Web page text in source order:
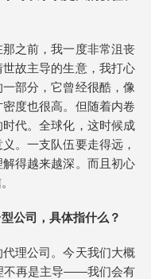
之前，我一度非常沮丧
故主导的生意，我打心
部分，它曾经很酷，像
度也很高。但随着内卷
代。全球化，这时候成
。一支队伍要走得远，
得越来越深。而且初心
公司，具体指什么？
理公司。今天我们大概
不再是主导——我们会有